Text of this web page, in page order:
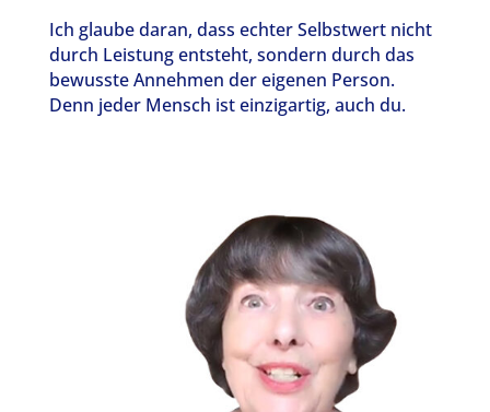
Ich glaube daran, dass echter Selbstwert nicht
durch Leistung entsteht, sondern durch das
bewusste Annehmen der eigenen Person.
Denn jeder Mensch ist einzigartig, auch du.